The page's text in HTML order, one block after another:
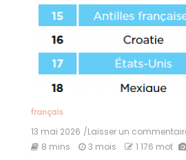
français
13 mai 2026 /Laisser un
8 mins 3 mois 1 176 mot